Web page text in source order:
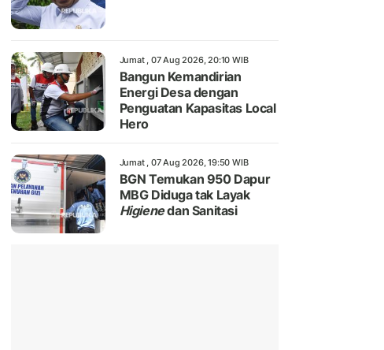
Jumat , 07 Aug 2026, 20:10 WIB
Bangun Kemandirian
Energi Desa dengan
Penguatan Kapasitas Local
Hero
Jumat , 07 Aug 2026, 19:50 WIB
BGN Temukan 950 Dapur
MBG Diduga tak Layak
Higienedan Sanitasi